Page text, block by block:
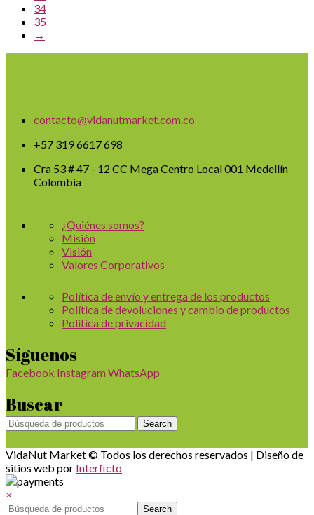
34
35
→
contacto@vidanutmarket.com.co
+57 319 6617 698
Cra 53 # 47 - 12 CC Mega Centro Local 001 Medellín
Colombia
¿Quiénes somos?
Misión
Visión
Valores Corporativos
Política de envío y entrega de los productos
Política de devoluciones y cambio de productos
Política de privacidad
Síguenos
Facebook Instagram WhatsApp
Buscar
Search
VidaNut Market © Todos los derechos reservados | Diseño de
sitios web por Interficto
×
Search